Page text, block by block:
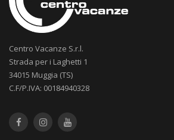
Centro Vacanze S.r.l.
Strada per i Laghetti 1
34015 Muggia (TS)
C.F/P.IVA: 00184940328